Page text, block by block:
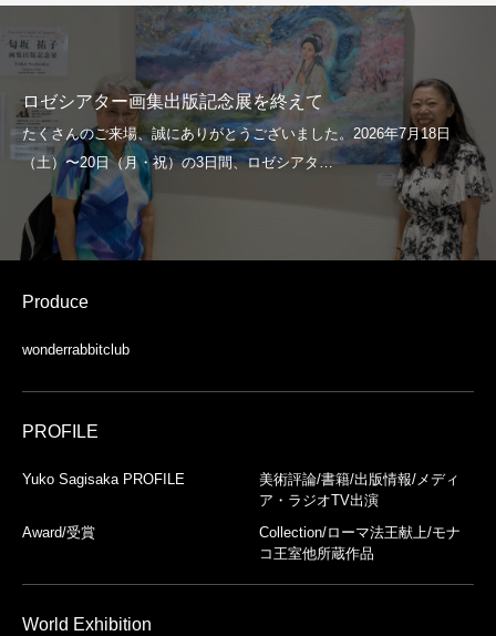
ロゼシアター画集出版記念展を終えて
Produce
wonderrabbitclub
PROFILE
Yuko Sagisaka PROFILE
美術評論/書籍/出版情報/メディ
ア・ラジオTV出演
Award/受賞
Collection/ローマ法王献上/モナ
コ王室他所蔵作品
World Exhibition